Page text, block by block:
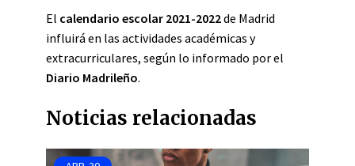
El calendario escolar 2021-2022de Madrid
influirá en las actividades académicas y
extracurriculares, según lo informado por el
Diario Madrileño.
Noticias relacionadas